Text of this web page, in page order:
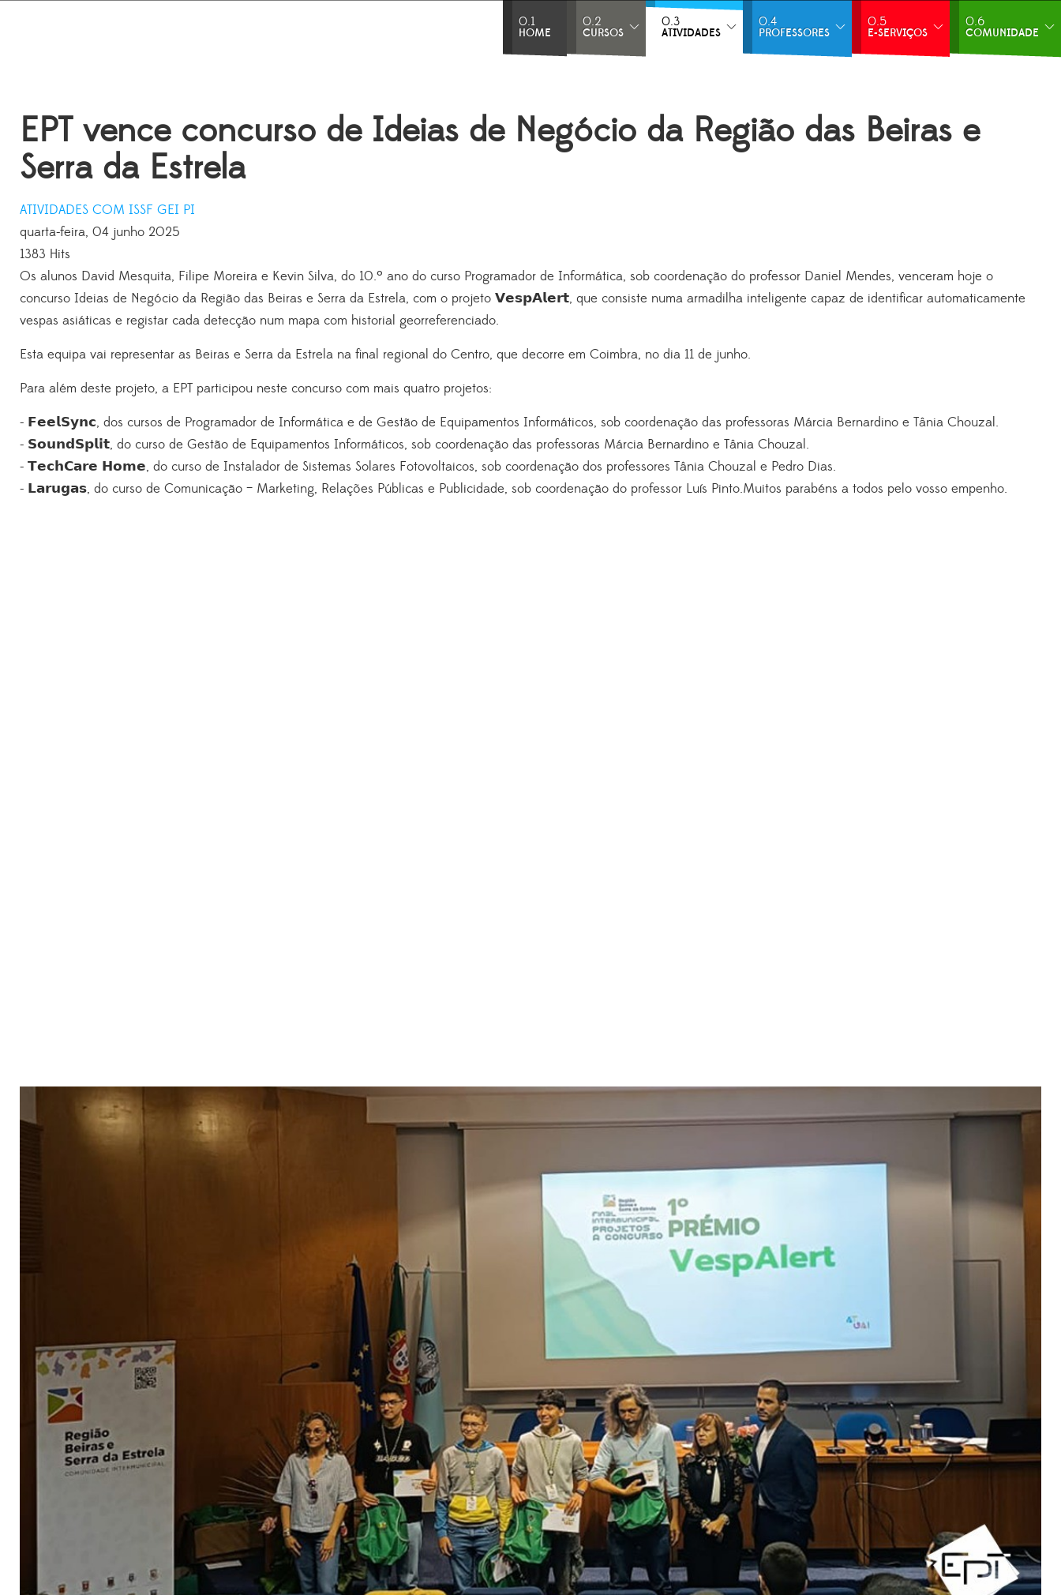
0.1
HOME
0.2
CURSOS
0.3
ATIVIDADES
0.4
PROFESSORES
0.5
E-SERVIÇOS
0.6
COMUNIDADE
EPT vence concurso de Ideias de Negócio da Região das Beiras e
Serra da Estrela
ATIVIDADES COM ISSF GEI PI
quarta-feira, 04 junho 2025
1383 Hits
Os alunos David Mesquita, Filipe Moreira e Kevin Silva, do 10.º ano do curso Programador de Informática, sob coordenação do professor Daniel Mendes, venceram hoje o
concurso Ideias de Negócio da Região das Beiras e Serra da Estrela, com o projeto 𝗩𝗲𝘀𝗽𝗔𝗹𝗲𝗿𝘁, que consiste numa armadilha inteligente capaz de identificar automaticamente
vespas asiáticas e registar cada detecção num mapa com historial georreferenciado.
Esta equipa vai representar as Beiras e Serra da Estrela na final regional do Centro, que decorre em Coimbra, no dia 11 de junho.
Para além deste projeto, a EPT participou neste concurso com mais quatro projetos:
- 𝗙𝗲𝗲𝗹𝗦𝘆𝗻𝗰, dos cursos de Programador de Informática e de Gestão de Equipamentos Informáticos, sob coordenação das professoras Márcia Bernardino e Tânia Chouzal.
- 𝗦𝗼𝘂𝗻𝗱𝗦𝗽𝗹𝗶𝘁, do curso de Gestão de Equipamentos Informáticos, sob coordenação das professoras Márcia Bernardino e Tânia Chouzal.
- 𝗧𝗲𝗰𝗵𝗖𝗮𝗿𝗲 𝗛𝗼𝗺𝗲, do curso de Instalador de Sistemas Solares Fotovoltaicos, sob coordenação dos professores Tânia Chouzal e Pedro Dias.
- 𝗟𝗮𝗿𝘂𝗴𝗮𝘀, do curso de Comunicação – Marketing, Relações Públicas e Publicidade, sob coordenação do professor Luís Pinto.Muitos parabéns a todos pelo vosso empenho.